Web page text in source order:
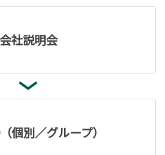
会社説明会
個別／グループ）